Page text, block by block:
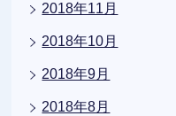
2018年11月
2018年10月
2018年9月
2018年8月